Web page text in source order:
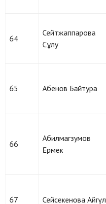
64
Сейтжаппарова
Сұлу
65 Абенов Байтура
66
Абилмагзумов
Ермек
67 Сейсекенова Айгүл